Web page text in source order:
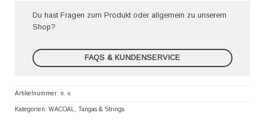
Du hast Fragen zum Produkt oder allgemein zu unserem
Shop?
FAQS & KUNDENSERVICE
Artikelnummer: n. v.
Kategorien: WACOAL Tangas & Strings